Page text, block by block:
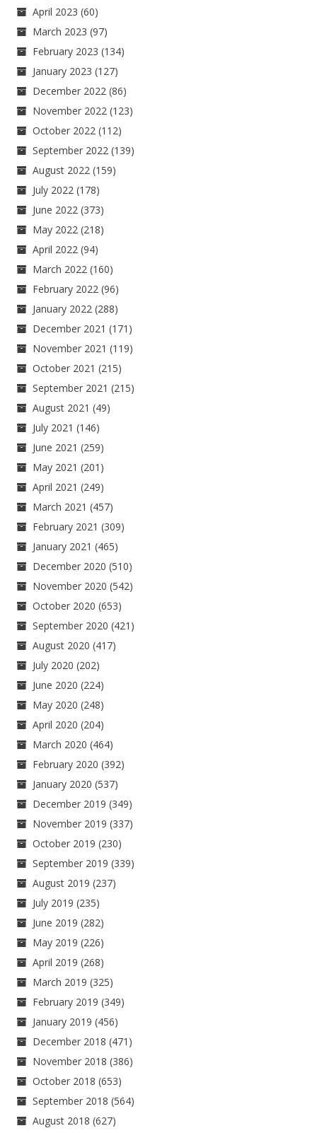
April 2023 (60)
March 2023 (97)
February 2023 (134)
January 2023 (127)
December 2022 (86)
November 2022 (123)
October 2022 (112)
September 2022 (139)
August 2022 (159)
July 2022 (178)
June 2022 (373)
May 2022 (218)
April 2022 (94)
March 2022 (160)
February 2022 (96)
January 2022 (288)
December 2021 (171)
November 2021 (119)
October 2021 (215)
September 2021 (215)
August 2021 (49)
July 2021 (146)
June 2021 (259)
May 2021 (201)
April 2021 (249)
March 2021 (457)
February 2021 (309)
January 2021 (465)
December 2020 (510)
November 2020 (542)
October 2020 (653)
September 2020 (421)
August 2020 (417)
July 2020 (202)
June 2020 (224)
May 2020 (248)
April 2020 (204)
March 2020 (464)
February 2020 (392)
January 2020 (537)
December 2019 (349)
November 2019 (337)
October 2019 (230)
September 2019 (339)
August 2019 (237)
July 2019 (235)
June 2019 (282)
May 2019 (226)
April 2019 (268)
March 2019 (325)
February 2019 (349)
January 2019 (456)
December 2018 (471)
November 2018 (386)
October 2018 (653)
September 2018 (564)
August 2018 (627)